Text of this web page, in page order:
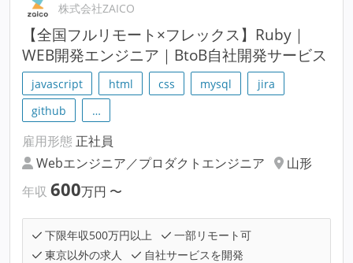
株式会社ZAICO
【全国フルリモート×フレックス】Ruby｜
WEB開発エンジニア｜BtoB自社開発サービス
javascript html css mysql
jira
github
…
雇用形態 正社員
Webエンジニア／プロダクトエンジニア
山形
年収 600万円 〜
下限年収500万円以上
一部リモート可
東京以外の求人
自社サービスを開発